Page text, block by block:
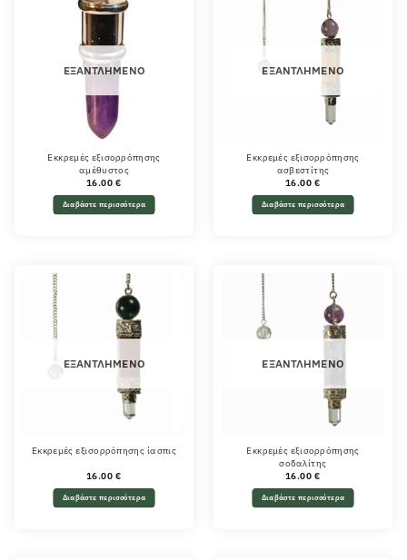
ΕΞΑΝΤΛΗΜΈΝΟ
Εκκρεμές εξισορρόπησης
αμέθυστος
16.00 €
Διαβάστε περισσότερα
ΕΞΑΝΤΛΗΜΈΝΟ
Εκκρεμές εξισορρόπησης
ασβεστίτης
16.00 €
Διαβάστε περισσότερα
ΕΞΑΝΤΛΗΜΈΝΟ
Εκκρεμές εξισορρόπησης ίασπις
16.00 €
Διαβάστε περισσότερα
ΕΞΑΝΤΛΗΜΈΝΟ
Εκκρεμές εξισορρόπησης
σοδαλίτης
16.00 €
Διαβάστε περισσότερα